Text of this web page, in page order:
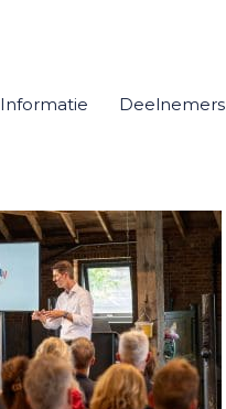
Informatie Deelnemers